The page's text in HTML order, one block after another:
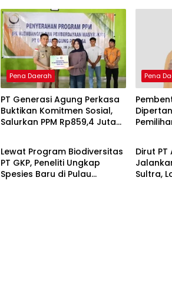
Pena Daerah
PT Generasi Agung Perkasa
Buktikan Komitmen Sosial,
Salurkan PPM Rp859,4 Juta
Pena
Pena Daerah
Lewat Program Biodiversitas
PT GKP, Peneliti Ungkap
Spesies Baru di Pulau
Pena
Dirut PT
Sultra,